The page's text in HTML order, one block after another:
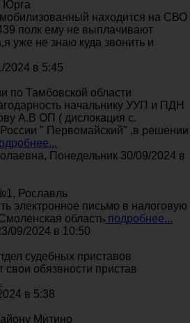
Юрга
находится на СВО
полк ему не выплачивают
уже не знаю куда звонить и
2024 в 5:45
по Тамбовской области
начальнику УУП и ПДН
А.В ОП ( дислокация с.
" Первомайский" ,в решении
Понедельник 30/09/2024 в
Рославль
электронное письмо в налоговую
область подробнее...
09/2024 в 10:50
судебных приставов
обязвности пристав
в 5:38
Митино